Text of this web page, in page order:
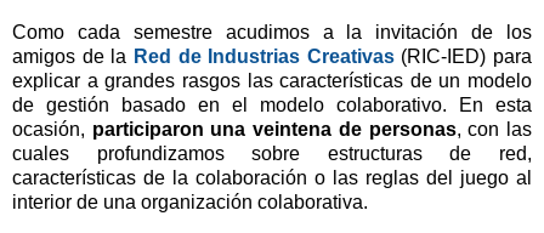
Como cada semestre acudimos a la invitación de los
amigos de la Red de Industrias Creativas(RIC-IED) para
explicar a grandes rasgos las características de un modelo
de gestión basado en el modelo colaborativo. En esta
ocasión, participaron una veintena de personas, con las
cuales profundizamos sobre estructuras de red,
características de la colaboración o las reglas del juego al
interior de una organización colaborativa.